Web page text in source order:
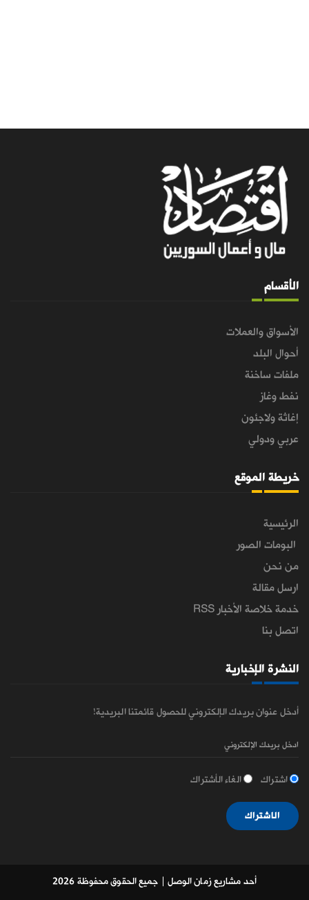
الأقسام
الأسواق والعملات
أحوال البلد
ملفات ساخنة
نفط وغاز
إغاثة ولاجئون
عربي ودولي
خريطة الموقع
الرئيسية
البومات الصور
من نحن
ارسل مقالة
خدمة خلاصة الأخبار RSS
اتصل بنا
النشرة الإخبارية
أدخل عنوان بريدك الإلكتروني للحصول قائمتنا البريدية!
اشتراك الغاء الأشتراك
الاشتراك
أحد مشاريع زمان الوصل | جميع الحقوق محفوظة 2026